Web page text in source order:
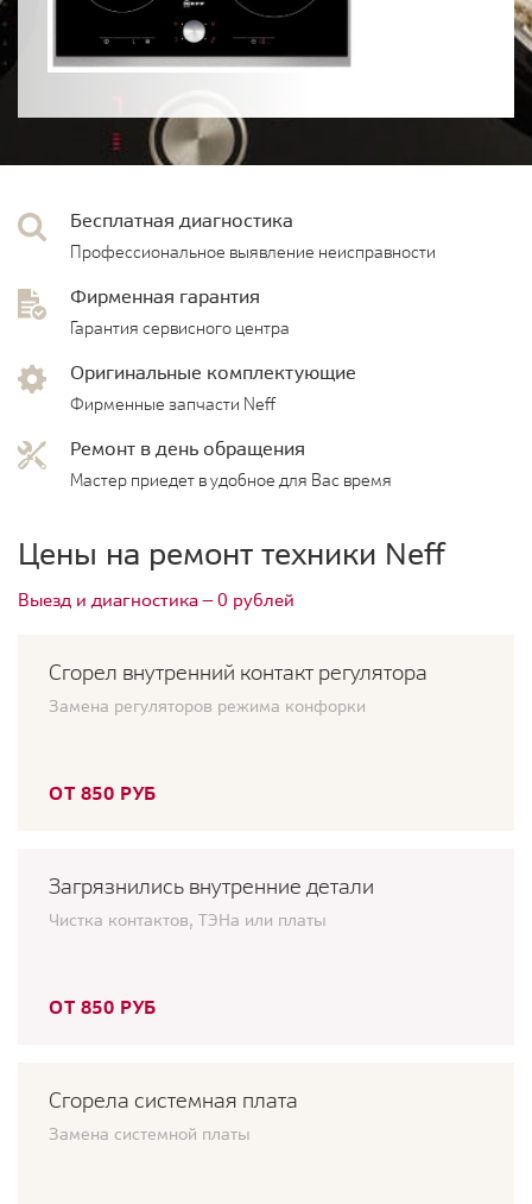
Бесплатная диагностика
Профессиональное выявление неисправности
Фирменная гарантия
Гарантия сервисного центра
Оригинальные комплектующие
Фирменные запчасти Neff
Ремонт в день обращения
Мастер приедет в удобное для Вас время
Цены на ремонт техники Neff
Выезд и диагностика — 0 рублей
Сгорел внутренний контакт регулятора
Замена регуляторов режима конфорки
ОТ 850 РУБ
Загрязнились внутренние детали
Чистка контактов, ТЭНа или платы
ОТ 850 РУБ
Сгорела системная плата
Замена системной платы